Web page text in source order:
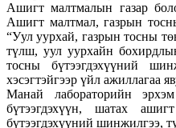
Ашигт малтмалын газар
Ашигт малтмал, газрын
“Уул уурхай, газрын тосны
түлш, уул уурхайн
тосны бүтээгдэхүүний
хэсэгтэйгээр үйл ажиллагаа
Манай лабораторийн
бүтээгдэхүүн, шатах
бүтээгдэхүүний шинжилгээ,